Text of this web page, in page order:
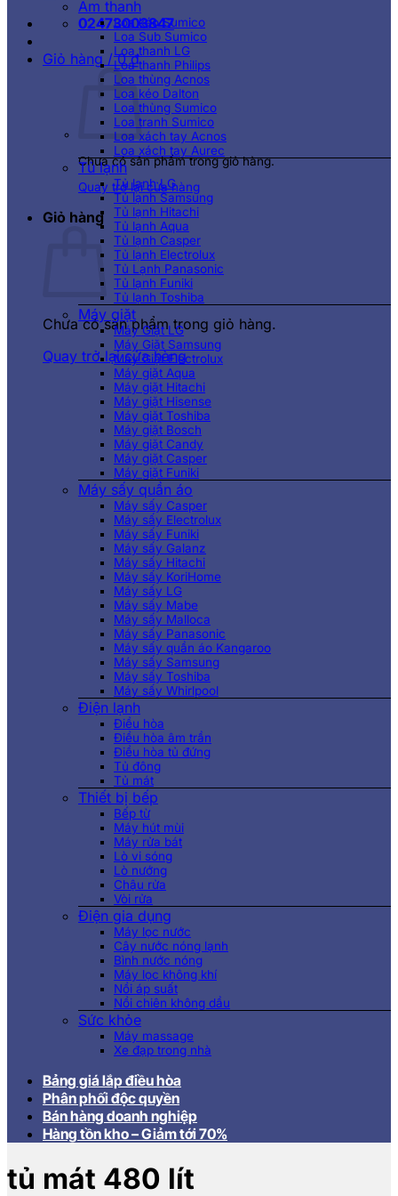
02473003847
Giỏ hàng /0₫
Chưa có sản phẩm trong giỏ hàng.
Quay trở lại cửa hàng
Giỏ hàng
Chưa có sản phẩm trong giỏ hàng.
Quay trở lại cửa hàng
Âm thanh
Loa kéo Sumico
Loa Sub Sumico
Loa thanh LG
Loa thanh Philips
Loa thùng Acnos
Loa kéo Dalton
Loa thùng Sumico
Loa tranh Sumico
Loa xách tay Acnos
Loa xách tay Aurec
Tủ lạnh
Tủ lạnh LG
Tủ lạnh Samsung
Tủ lạnh Hitachi
Tủ lạnh Aqua
Tủ lạnh Casper
Tủ lạnh Electrolux
Tủ Lạnh Panasonic
Tủ lạnh Funiki
Tủ lạnh Toshiba
Máy giặt
Máy Giặt LG
Máy Giặt Samsung
Máy Giặt Electrolux
Máy giặt Aqua
Máy giặt Hitachi
Máy giặt Hisense
Máy giặt Toshiba
Máy giặt Bosch
Máy giặt Candy
Máy giặt Casper
Máy giặt Funiki
Máy sấy quần áo
Máy sấy Casper
Máy sấy Electrolux
Máy sấy Funiki
Máy sấy Galanz
Máy sấy Hitachi
Máy sấy KoriHome
Máy sấy LG
Máy sấy Mabe
Máy sấy Malloca
Máy sấy Panasonic
Máy sấy quần áo Kangaroo
Máy sấy Samsung
Máy sấy Toshiba
Máy sấy Whirlpool
Điện lạnh
Điều hòa
Điều hòa âm trần
Điều hòa tủ đứng
Tủ đông
Tủ mát
Thiết bị bếp
Bếp từ
Máy hút mùi
Máy rửa bát
Lò vi sóng
Lò nướng
Chậu rửa
Vòi rửa
Điện gia dụng
Máy lọc nước
Cây nước nóng lạnh
Bình nước nóng
Máy lọc không khí
Nồi áp suất
Nồi chiên không dầu
Sức khỏe
Máy massage
Xe đạp trong nhà
Bảng giá lắp điều hòa
Phân phối độc quyền
Bán hàng doanh nghiệp
Hàng tồn kho – Giảm tới 70%
tủ mát 480 lít